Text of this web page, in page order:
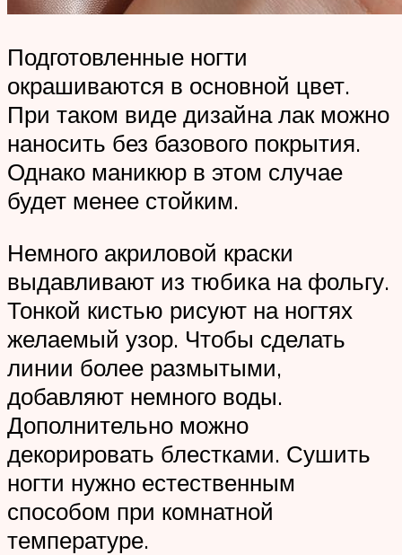
Подготовленные ногти
окрашиваются в основной цвет.
При таком виде дизайна лак можно
наносить без базового покрытия.
Однако маникюр в этом случае
будет менее стойким.
Немного акриловой краски
выдавливают из тюбика на фольгу.
Тонкой кистью рисуют на ногтях
желаемый узор. Чтобы сделать
линии более размытыми,
добавляют немного воды.
Дополнительно можно
декорировать блестками. Сушить
ногти нужно естественным
способом при комнатной
температуре.